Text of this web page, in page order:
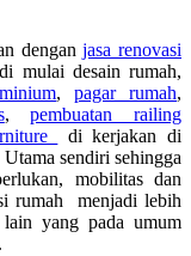
denganjasa renovasi
mulai desain rumah,
,pagar rumah,
,pembuatan railing
di kerjakan di
sendiri sehingga
mobilitas dan
rumah menjadi lebih
lain yang pada umum